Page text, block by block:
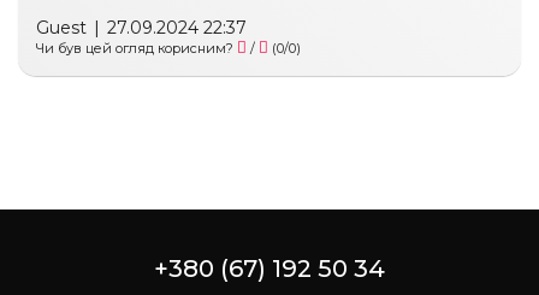
Guest | 27.09.2024 22:37
Чи був цей огляд корисним? / (0/0)
+380 (67) 192 50 34